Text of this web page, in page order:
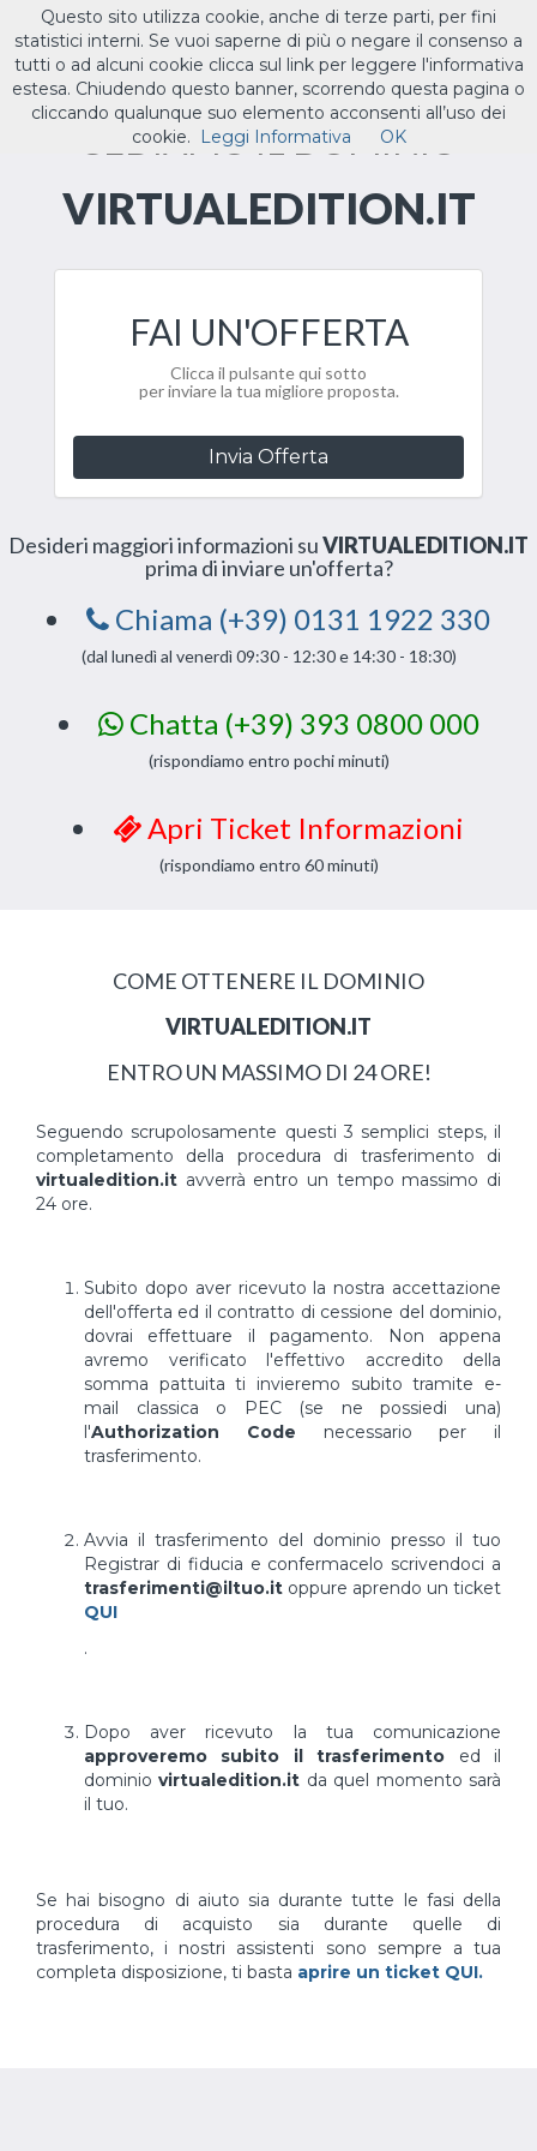
Toggle
ILTUO.IT
CEDIAMO IL DOMINIO
VIRTUALEDITION.IT
FAI UN'OFFERTA
Clicca il pulsante qui sotto
per inviare la tua migliore proposta.
Invia Offerta
Desideri maggiori informazioni suVIRTUALEDITION.IT
prima di inviare un'offerta?
Chiama (+39) 0131 1922 330
(dal lunedì al venerdì 09:30 - 12:30 e 14:30 - 18:30)
Chatta (+39) 393 0800 000
(rispondiamo entro pochi minuti)
Apri Ticket Informazioni
(rispondiamo entro 60 minuti)
COME OTTENERE IL DOMINIO
VIRTUALEDITION.IT
ENTRO UN MASSIMO DI 24 ORE!
Seguendo scrupolosamente questi 3 semplici steps, il
completamento della procedura di trasferimento di
virtualedition.it avverrà entro un tempo massimo di
24 ore.
Subito dopo aver ricevuto la nostra accettazione
dell'offerta ed il contratto di cessione del dominio,
dovrai effettuare il pagamento. Non appena
avremo verificato l'effettivo accredito della
somma pattuita ti invieremo subito tramite e-
mail classica o PEC (se ne possiedi una)
l'Authorization Code necessario per il
trasferimento.
Avvia il trasferimento del dominio presso il tuo
Registrar di fiducia e confermacelo scrivendoci a
trasferimenti@iltuo.it oppure aprendo un ticket
QUI
.
Dopo aver ricevuto la tua comunicazione
approveremo subito il trasferimento ed il
dominiovirtualedition.it da quel momento sarà
il tuo.
Se hai bisogno di aiuto sia durante tutte le fasi della
procedura di acquisto sia durante quelle di
trasferimento, i nostri assistenti sono sempre a tua
completa disposizione, ti basta aprire un ticket QUI.
Questo sito utilizza cookie, anche di terze parti, per fini
statistici interni. Se vuoi saperne di più o negare il consenso a
tutti o ad alcuni cookie clicca sul link per leggere l'informativa
estesa. Chiudendo questo banner, scorrendo questa pagina o
cliccando qualunque suo elemento acconsenti all’uso dei
cookie.
Leggi Informativa OK